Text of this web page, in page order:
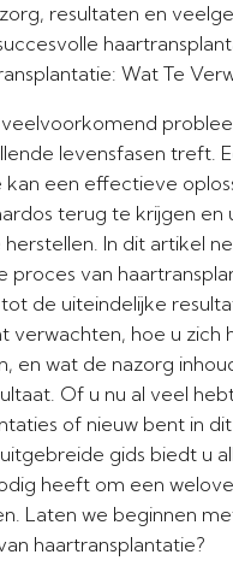
resultaten en
Wat Te
veelvoorkomend
levensfasen treft.
een effectieve
terug te krijgen en
In dit artikel
proces van
de uiteindelijke
verwachten, hoe u zich
en wat de nazorg
Of u nu al veel
of nieuw bent in dit
gids biedt u
heeft om een
Laten we beginnen
haartransplantatie?